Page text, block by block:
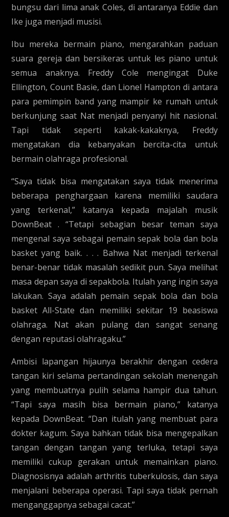
bungsu dari lima anak Coles, di antaranya Eddie dan
Ike juga menjadi musisi.
Ibu mereka bermain piano, mengarahkan paduan
suara gereja dan bersikeras untuk les piano untuk
semua anaknya. Freddy Cole mengingat Duke
Ellington, Count Basie, dan Lionel Hampton di antara
para pemimpin band yang mampir ke rumah untuk
berkunjung saat Nat menjadi penyanyi hit nasional.
Tapi tidak seperti kakak-kakaknya, Freddy
mengatakan dia kebanyakan bercita-cita untuk
bermain olahraga profesional.
“Saya tidak bisa mengatakan saya tidak menerima
beberapa penghargaan karena memiliki saudara
yang terkenal,” katanya kepada majalah musik
DownBeat . “Tetapi sebagian besar teman saya
mengenal saya sebagai pemain sepak bola dan bola
basket yang baik. . . . Bahwa Nat menjadi terkenal
benar-benar tidak masalah sedikit pun. Saya melihat
masa depan saya di sepakbola. Itulah yang ingin saya
lakukan. Saya adalah pemain sepak bola dan bola
basket All-State dan memiliki sekitar 19 beasiswa
olahraga. Nat akan pulang dan sangat senang
dengan reputasi olahragaku.”
Ambisi lapangan hijaunya berakhir dengan cedera
tangan kiri selama pertandingan sekolah menengah
yang membuatnya pulih selama hampir dua tahun.
“Tapi saya masih bisa bermain piano,” katanya
kepada DownBeat. “Dan itulah yang membuat para
dokter kagum. Saya bahkan tidak bisa mengepalkan
tangan dengan tangan yang terluka, tetapi saya
memiliki cukup gerakan untuk memainkan piano.
Diagnosisnya adalah arthritis tuberkulosis, dan saya
menjalani beberapa operasi. Tapi saya tidak pernah
menganggapnya sebagai cacat.”